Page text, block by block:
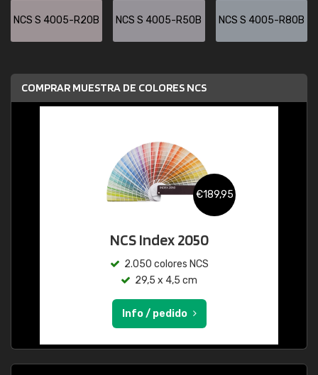
NCS S 4005-R20B NCS S 4005-R50B NCS S 4005-R80B
COMPRAR MUESTRA DE COLORES NCS
€189,95
NCS Index 2050
2.050 colores NCS
29,5 x 4,5 cm
Info / pedido